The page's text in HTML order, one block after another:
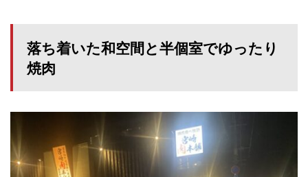
落ち着いた和空間と半個室でゆったり
焼肉